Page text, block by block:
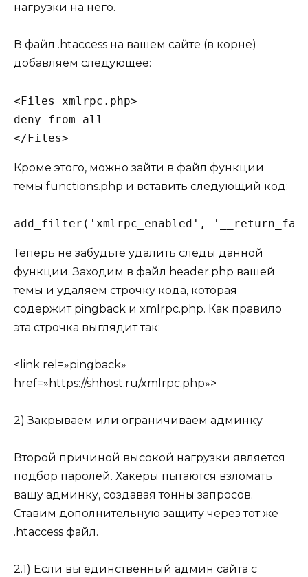
нагрузки на него.
В файл .htaccess на вашем сайте (в корне)
добавляем следующее:
<Files xmlrpc.php>
deny from all
</Files>
Кроме этого, можно зайти в файл функции
темы functions.php и вставить следующий код:
add_filter('xmlrpc_enabled',
Теперь не забудьте удалить следы данной
функции. Заходим в файл header.php вашей
темы и удаляем строчку кода, которая
содержит pingback и xmlrpc.php. Как правило
эта строчка выглядит так:
<link rel=»pingback»
href=»https://shhost.ru/xmlrpc.php»>
2) Закрываем или ограничиваем админку
Второй причиной высокой нагрузки является
подбор паролей. Хакеры пытаются взломать
вашу админку, создавая тонны запросов.
Ставим дополнительную защиту через тот же
.htaccess файл.
2.1) Если вы единственный админ сайта с